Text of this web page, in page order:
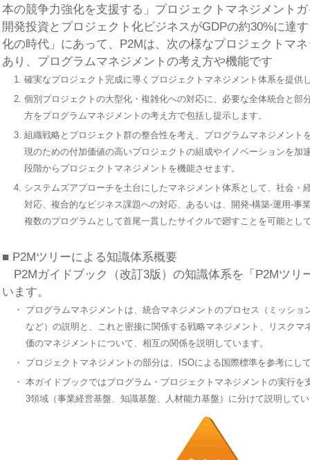
本の競争力強化を支援する」プロジェクトマネジメント
開発投資とプロジェクト化ビジネスがGDPの約30%に達
化の時代」にあって、P2Mは、次の様なプロジェクトマ
あり、プログラムマネジメントの考え方や機能です
1. 確実なプロジェクト完成に導くプロジェクトマネジメント体系を提供
2. 個別プロジェクトの大型化・複雑化への対応に、必要な全体統合と部
方をプログラムマネジメントの考え方で包括し提示します。
3. 組織戦略とプロジェクト群の整合性を考え、プログラムマネジメント
現のための付加価値の高いプロジェクトの組成やイノベーションを加
段階からプロジェクトマネジメントを機能させます。
4. システムズアプローチを土台にしたマネジメント体系として、社会・
対応、複合的なビジネス課題への対応、あるいは、開発-構築-運用-事
複数のプログラムとして首尾一貫したサイクルで廻すことを可能とし
■ P2Mツリーによる知識体系概要
P2Mガイドブック（改訂3版）の知識体系を「P2Mツリ
います。
・
プログラムマネジメントは、統合マネジメントのプロセス（ミッショ
など）の説明と、これと密接に関係する戦略マネジメント、リスクマ
価のマネジメントについて、相互の関係を説明しています。
・
プロジェクトマネジメントの部分は、ISOによる国際標準を参考にし
・ 本ガイドブックではプログラム・プロジェクトマネジメントの実行を
3領域（事業経営基盤、知識基盤、人材能力基盤）に分けて説明して